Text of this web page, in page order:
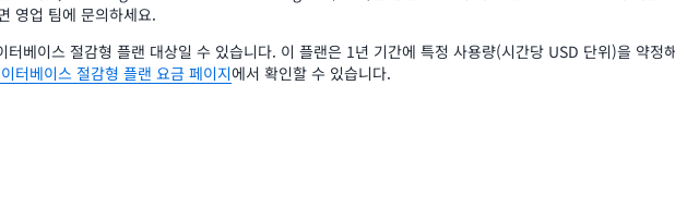
영업 팀에 문의하세요.
베이스 절감형 플랜 대상일 수 있습니다. 이 플랜은 1년 기간에 특정 사용량(시간당 USD 단위)을 약정
터베이스 절감형 플랜 요금 페이지에서 확인할 수 있습니다.